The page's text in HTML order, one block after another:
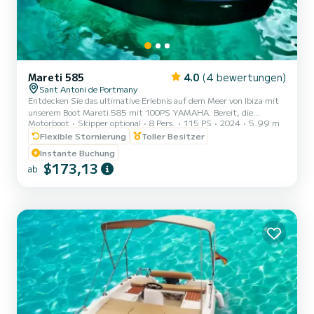
Mareti 585 4.0 (4 bewertungen)
Sant Antoni de Portmany
Entdecken Sie das ultimative Erlebnis auf dem Meer von Ibiza mit
unserem Boot Mareti 585 mit 100PS YAMAHA. Bereit, die
kristallklaren Gewässer von Ibiza zu erkunden? Mit unserem Mareti
585 Premium mit einem 100PS Yamaha Motor können Sie ein
unglaubliches nautisches Abenteuer genießen. Entspannen Sie sich
einfach und haben Sie Spaß! Warum uns wählen? 1. MIT
GRUNDLIZENZ ZUM NAVIGIEREN. Wir bieten Ihnen ein kurzes
Motorboot Skipper optional 8 Pers. 115 PS 2024
5.99 m
Flexible Stornierung
Toller Besitzer
Instante Buchung
ab $173,13